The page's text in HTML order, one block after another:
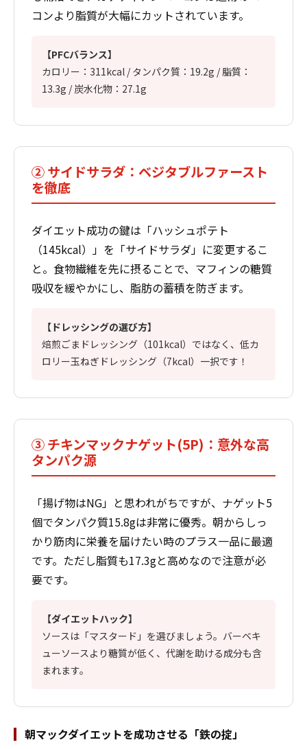
コンより脂質が大幅にカットされています。
【PFCバランス】
カロリー：311kcal / タンパク質：19.2g / 脂質：
13.3g / 炭水化物：27.1g
② サイドサラダ：ベジタブルファースト
を徹底
ダイエット成功の鍵は「ハッシュポテト
（145kcal）」を「サイドサラダ」に変更するこ
と。食物繊維を先に摂ることで、マフィンの糖質
吸収を緩やかにし、脂肪の蓄積を防ぎます。
【ドレッシングの選び方】
焙煎ごまドレッシング（101kcal）ではなく、低カ
ロリー玉ねぎドレッシング（7kcal）一択です！
③ チキンマックナゲット(5P)：意外な高
タンパク源
「揚げ物はNG」と思われがちですが、ナゲット5
個でタンパク質15.8gは非常に優秀。朝からしっ
かり筋肉に栄養を届けたい時のプラス一品に最適
です。ただし脂質も17.3gと高めなので注意が必
要です。
【ダイエットハック】
ソースは「マスタード」を選びましょう。バーベキ
ューソースより糖質が低く、代謝を助ける成分も含
まれます。
朝マックダイエットを成功させる「鉄の掟」